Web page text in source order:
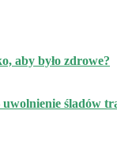
aby było zdrowe?
uwolnienie śladów